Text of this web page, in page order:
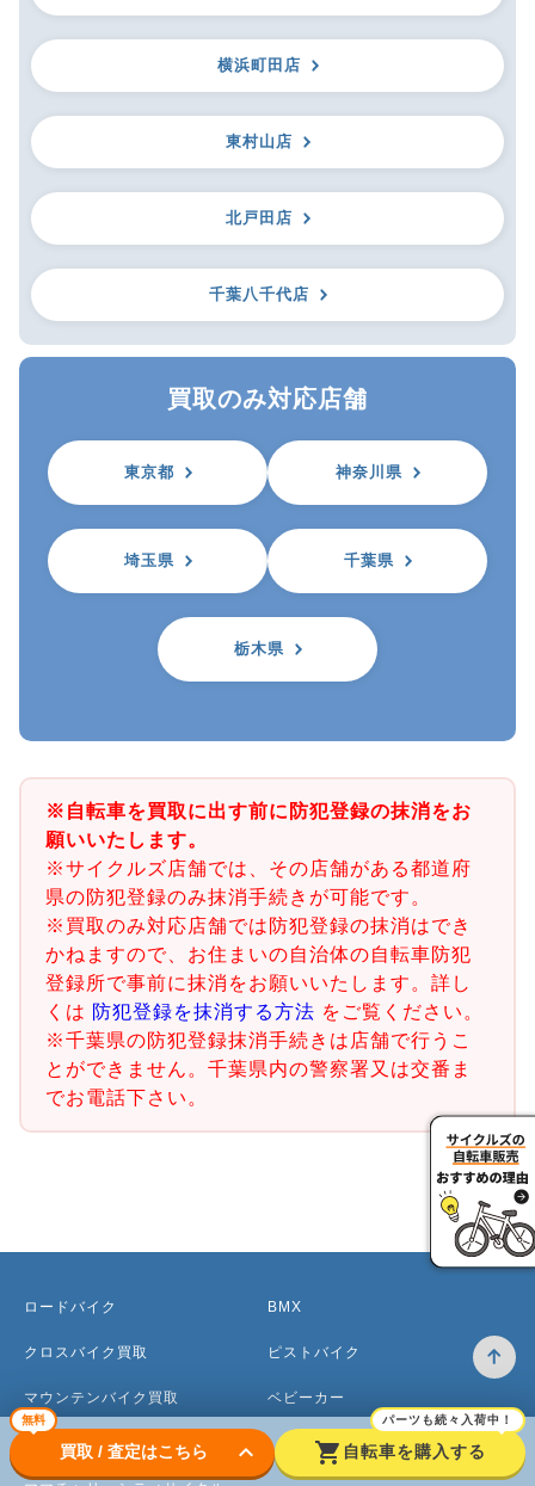
横浜町田店
東村山店
北戸田店
千葉八千代店
買取のみ対応店舗
東京都 神奈川県
埼玉県 千葉県
栃木県
※自転車を買取に出す前に防犯登録の抹消をお
願いいたします。
※サイクルズ店舗では、その店舗がある都道府
県の防犯登録のみ抹消手続きが可能です。
※買取のみ対応店舗では防犯登録の抹消はでき
かねますので、お住まいの自治体の自転車防犯
登録所で事前に抹消をお願いいたします。詳し
くは 防犯登録を抹消する方法 をご覧ください。
※千葉県の防犯登録抹消手続きは店舗で行うこ
とができません。千葉県内の警察署又は交番ま
でお電話下さい。
無料
買取 / 査定はこちら keyboard_arrow_down shopping_cart
パーツも続々入荷中！
自転車を購入する
ロードバイク
クロスバイク買取
マウンテンバイク買取
電動アシスト自転車
BMX
ピストバイク
ベビーカー